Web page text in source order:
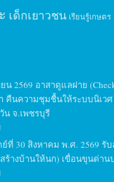
เด็กเยาวชน เรียนรู้เกษตร
2569 อาสาดูแลฝาย
คืนความชุมชื้นให้ระบบนิเว
น จ.เพชรบุรี
ที่ 30 สิงหาคม พ.ศ. 2569 รั
ร้างบ้านให้นก) เขื่อนขุนด่าน